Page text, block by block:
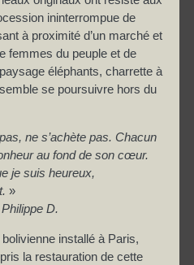
ininterrompue de
à proximité d’un marché et
femmes du peuple et de
éléphants, charrette à
se poursuivre hors du
ne s’achète pas. Chacun
au fond de son cœur.
je suis heureux,
»
D.
installé à Paris,
la restauration de cette